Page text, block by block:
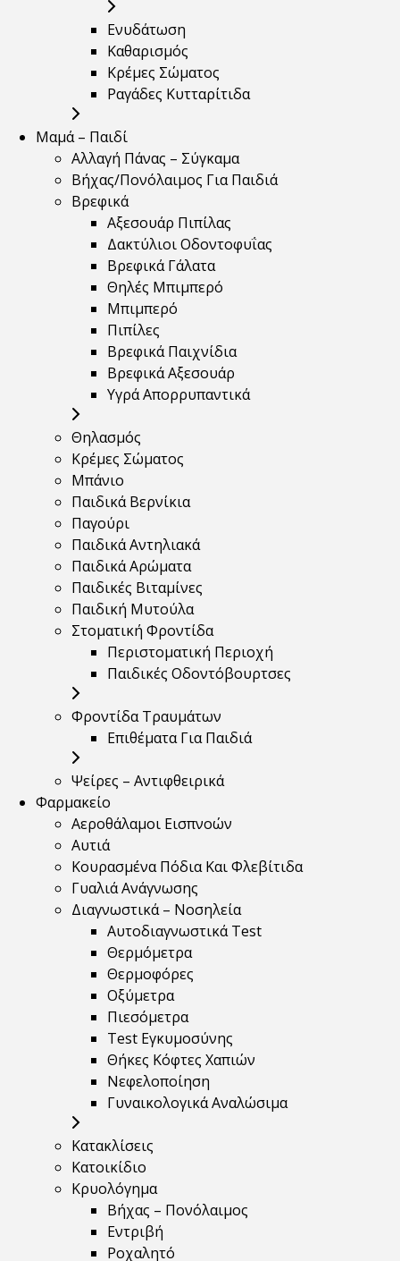
Ενυδάτωση
Καθαρισμός
Κρέμες Σώματος
Ραγάδες Κυτταρίτιδα
Μαμά – Παιδί
Αλλαγή Πάνας – Σύγκαμα
Βήχας/Πονόλαιμος Για Παιδιά
Βρεφικά
Αξεσουάρ Πιπίλας
Δακτύλιοι Οδοντοφυΐας
Βρεφικά Γάλατα
Θηλές Μπιμπερό
Μπιμπερό
Πιπίλες
Βρεφικά Παιχνίδια
Βρεφικά Αξεσουάρ
Υγρά Απορρυπαντικά
Θηλασμός
Κρέμες Σώματος
Μπάνιο
Παιδικά Βερνίκια
Παγούρι
Παιδικά Αντηλιακά
Παιδικά Αρώματα
Παιδικές Βιταμίνες
Παιδική Μυτούλα
Στοματική Φροντίδα
Περιστοματική Περιοχή
Παιδικές Οδοντόβουρτσες
Φροντίδα Τραυμάτων
Επιθέματα Για Παιδιά
Ψείρες – Αντιφθειρικά
Φαρμακείο
Αεροθάλαμοι Εισπνοών
Αυτιά
Κουρασμένα Πόδια Και Φλεβίτιδα
Γυαλιά Ανάγνωσης
Διαγνωστικά – Νοσηλεία
Αυτοδιαγνωστικά Test
Θερμόμετρα
Θερμοφόρες
Οξύμετρα
Πιεσόμετρα
Test Εγκυμοσύνης
Θήκες Κόφτες Χαπιών
Νεφελοποίηση
Γυναικολογικά Αναλώσιμα
Κατακλίσεις
Κατοικίδιο
Κρυολόγημα
Βήχας – Πονόλαιμος
Εντριβή
Ροχαλητό